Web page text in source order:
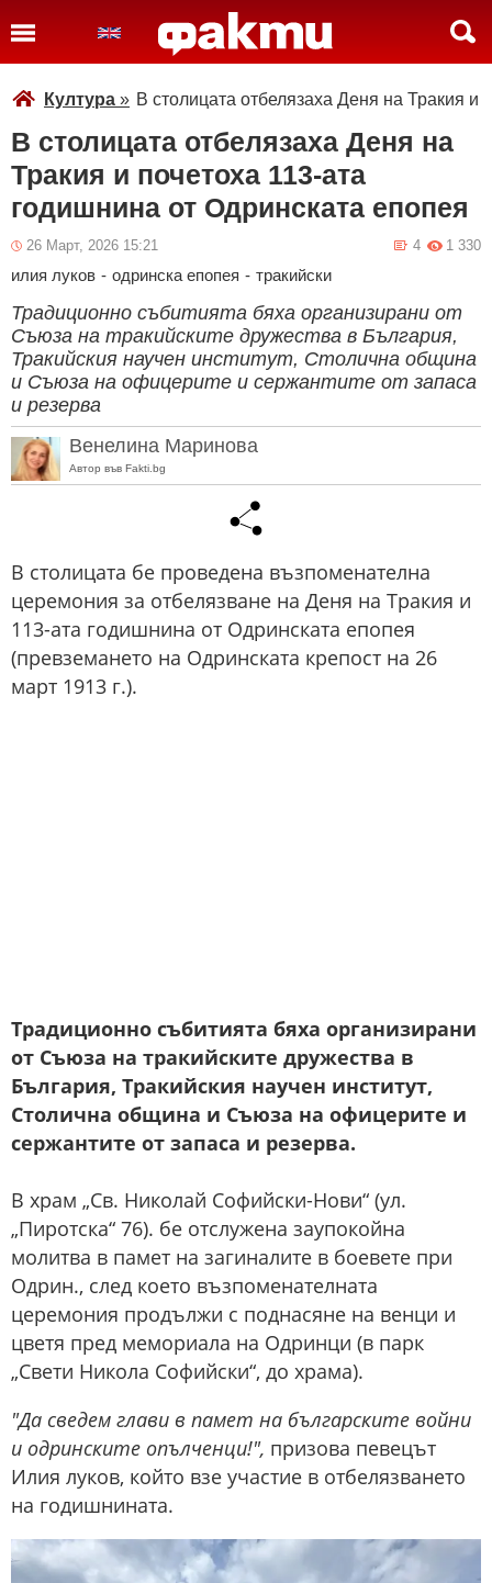
Култура » В столицата отбелязаха Деня на Тракия и
В столицата отбелязаха Деня на
Тракия и почетоха 113-ата
годишнина от Одринската епопея
26 Март, 2026 15:21 1 330
4
илия луков - одринска епопея - тракийски
Традиционно събитията бяха организирани от
Съюза на тракийските дружества в България,
Тракийския научен институт, Столична община
и Съюза на офицерите и сержантите от запаса
и резерва
Венелина Маринова
Автор във Fakti.bg
В столицата бе проведена възпоменателна
церемония за отбелязване на Деня на Тракия и
113-ата годишнина от Одринската епопея
(превземането на Одринската крепост на 26
март 1913 г.).
Традиционно събитията бяха организирани
от Съюза на тракийските дружества в
България, Тракийския научен институт,
Столична община и Съюза на офицерите и
сержантите от запаса и резерва.
В храм „Св. Николай Софийски-Нови“ (ул.
„Пиротска“ 76). бе отслужена заупокойна
молитва в памет на загиналите в боевете при
Одрин., след което възпоменателната
церемония продължи с поднасяне на венци и
цветя пред мемориала на Одринци (в парк
„Свети Никола Софийски“, до храма).
"Да сведем глави в памет на българските войни
и одринските опълченци!", призова певецът
Илия луков, който взе участие в отбелязването
на годишнината.